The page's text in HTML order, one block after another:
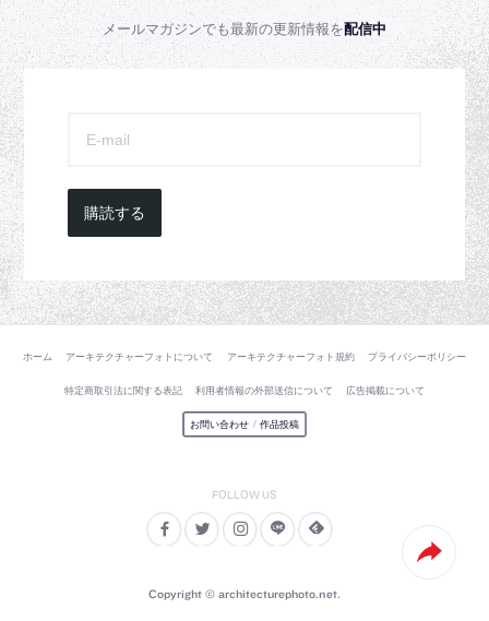
メールマガジンでも最新の更新情報を配信中
購読する
ホーム アーキテクチャーフォトについて アーキテクチャーフォト規約 プライバシーポリシー
特定商取引法に関する表記 利用者情報の外部送信について 広告掲載について
お問い合わせ / 作品投稿
Copyright © architecturephoto.net.